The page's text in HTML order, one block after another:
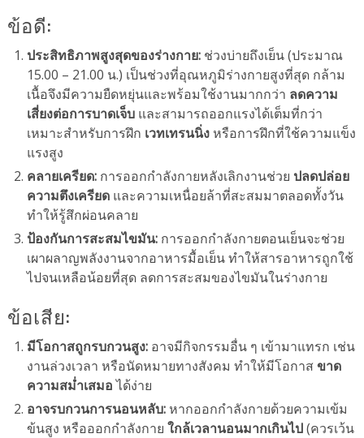
ข้อดี:
ประสิทธิภาพสูงสุดของร่างกาย:ช่วงบ่ายถึงเย็น (ประมาณ
15.00 – 21.00 น.) เป็นช่วงที่อุณหภูมิร่างกายสูงที่สุด กล้าม
เนื้อจึงมีความยืดหยุ่นและพร้อมใช้งานมากกว่า ลดความ
เสี่ยงต่อการบาดเจ็บและสามารถออกแรงได้เต็มที่กว่า
เหมาะสำหรับการฝึก เวทเทรนนิ่งหรือการฝึกที่ใช้ความแข็ง
แรงสูง
คลายเครียด:การออกกำลังกายหลังเลิกงานช่วย ปลดปล่อย
ความตึงเครียดและความเหนื่อยล้าที่สะสมมาตลอดทั้งวัน
ทำให้รู้สึกผ่อนคลาย
ป้องกันการสะสมไขมัน:การออกกำลังกายตอนเย็นจะช่วย
เผาผลาญพลังงานจากอาหารมื้อเย็น ทำให้สารอาหารถูกใช้
ไปจนเหลือน้อยที่สุด ลดการสะสมของไขมันในร่างกาย
ข้อเสีย:
มีโอกาสถูกรบกวนสูง:อาจมีกิจกรรมอื่น ๆ เข้ามาแทรก เช่น
งานล่วงเวลา หรือนัดหมายทางสังคม ทำให้มีโอกาสขาด
ความสม่ำเสมอได้ง่าย
อาจรบกวนการนอนหลับ:หากออกกำลังกายด้วยความเข้ม
ข้นสูง หรือออกกำลังกาย ใกล้เวลานอนมากเกินไป(ควรเว้น